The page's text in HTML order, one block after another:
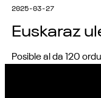
2025-03-27
Euskaraz
Posible al da 120